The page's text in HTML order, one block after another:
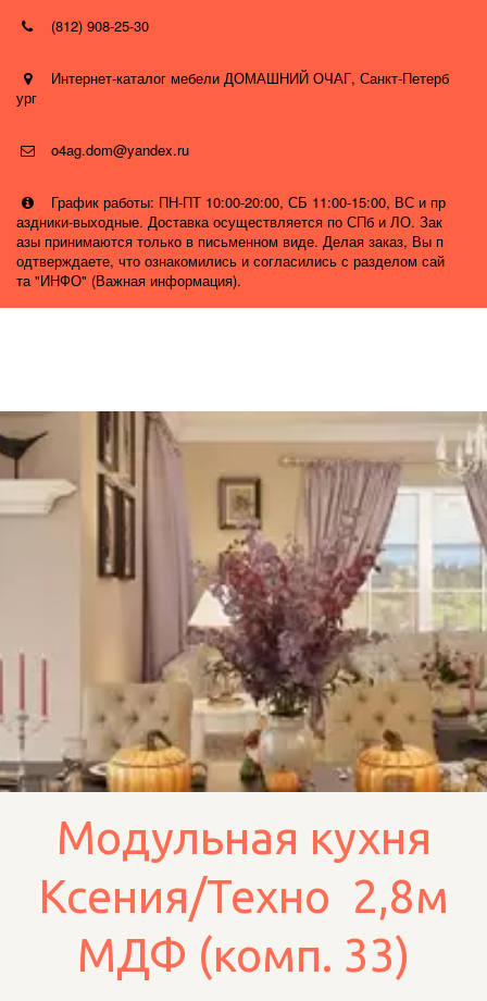
(812) 908-25-30
Интернет-каталог мебели ДОМАШНИЙ ОЧАГ, Санкт-Петерб
ург
o4ag.dom@yandex.ru
График работы: ПН-ПТ 10:00-20:00, СБ 11:00-15:00, ВС и пр
аздники-выходные. Доставка осуществляется по СПб и ЛО. Зак
азы принимаются только в письменном виде. Делая заказ, Вы п
одтверждаете, что ознакомились и согласились с разделом сай
та "ИНФО" (Важная информация).
Модульная кухня
Ксения/Техно 2,8м
МДФ (комп. 33)